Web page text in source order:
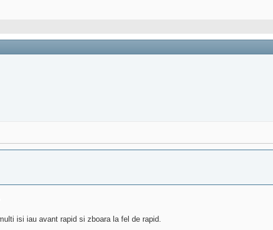
isi iau avant rapid si zboara la fel de rapid.